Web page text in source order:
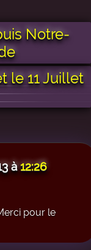
Notre-
le 11 Juillet
à12:26
pour le